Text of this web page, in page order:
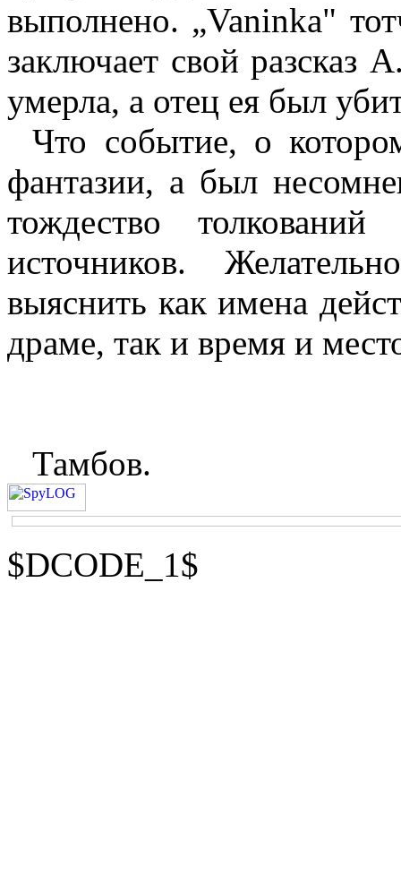
выполнено. „Vaninka"
заключает свой
умерла, а отец ея был
Что событие, о
фантазии, а был
тождество
источников.
выяснить как имена
драме, так и время и
Тамбов.
$DCODE_1$